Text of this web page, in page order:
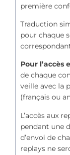
première
Traduction
pour chaque
Pour l’accès
de chaque
veille avec la
(français ou
L’accès aux
pendant une
d’envoi de
replays ne